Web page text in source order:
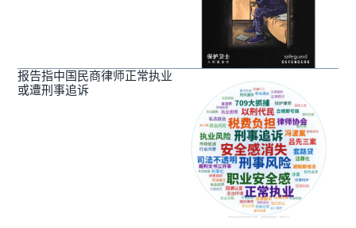
报告指中国民商律师正常执业
或遭刑事追诉